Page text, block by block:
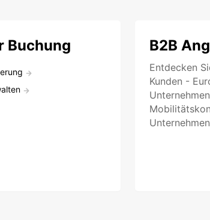
Buchung B2B
Entdecken
Kunden -